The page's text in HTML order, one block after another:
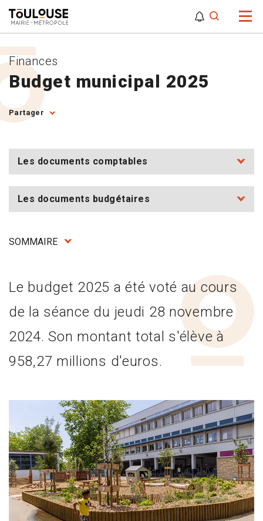
Budget municipal 2025
Finances
Partager
Les documents comptables
Les documents budgétaires
SOMMAIRE
Le budget 2025 a été voté au cours
de la séance du jeudi 28 novembre
2024. Son montant total s'élève à
958,27 millions d'euros.